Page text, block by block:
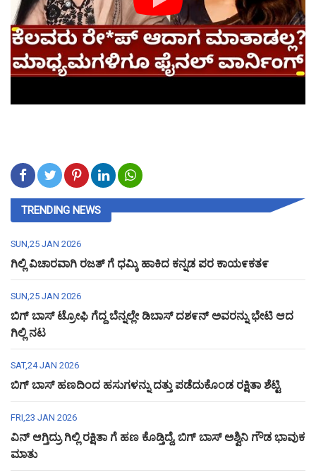
TRENDING NEWS
SUN,25 JAN 2026
ಗಿಲ್ಲಿ ವಿಚಾರವಾಗಿ ರಜತ್ ಗೆ ಧಮ್ಕಿ ಹಾಕಿದ ಕನ್ನಡ ಪರ ಕಾಯ೯ಕತ೯
SUN,25 JAN 2026
ಬಿಗ್ ಬಾಸ್ ಟ್ರೋಫಿ ಗೆದ್ದ ಬೆನ್ನಲ್ಲೇ ಡಿಬಾಸ್ ದಶ೯ನ್ ಅವರನ್ನು ಭೇಟಿ ಆದ
ಗಿಲ್ಲಿ ನಟ
SAT,24 JAN 2026
ಬಿಗ್ ಬಾಸ್ ಹಣದಿಂದ ಹಸುಗಳನ್ನು ದತ್ತು ಪಡೆದುಕೊಂಡ ರಕ್ಷಿತಾ ಶೆಟ್ಟಿ
FRI,23 JAN 2026
ವಿನ್ ಆಗ್ತಿದ್ರು ಗಿಲ್ಲಿ ರಕ್ಷಿತಾ ಗೆ ಹಣ ಕೊಡ್ತಿದ್ದೆ, ಬಿಗ್ ಬಾಸ್ ಅಶ್ವಿನಿ ಗೌಡ ಭಾವುಕ
ಮಾತು